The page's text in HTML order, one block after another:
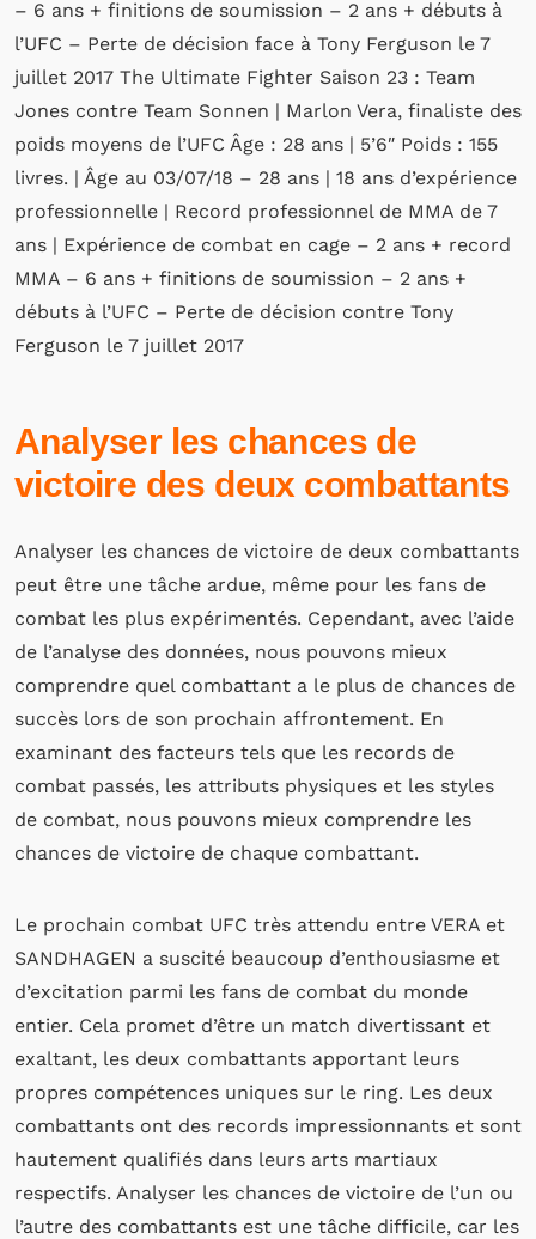
– 6 ans + finitions de soumission – 2 ans + débuts à
l’UFC – Perte de décision face à Tony Ferguson le 7
juillet 2017 The Ultimate Fighter Saison 23 : Team
Jones contre Team Sonnen | Marlon Vera, finaliste des
poids moyens de l’UFC Âge : 28 ans | 5’6″ Poids : 155
livres. | Âge au 03/07/18 – 28 ans | 18 ans d’expérience
professionnelle | Record professionnel de MMA de 7
ans | Expérience de combat en cage – 2 ans + record
MMA – 6 ans + finitions de soumission – 2 ans +
débuts à l’UFC – Perte de décision contre Tony
Ferguson le 7 juillet 2017
Analyser les chances de
victoire des deux combattants
Analyser les chances de victoire de deux combattants
peut être une tâche ardue, même pour les fans de
combat les plus expérimentés. Cependant, avec l’aide
de l’analyse des données, nous pouvons mieux
comprendre quel combattant a le plus de chances de
succès lors de son prochain affrontement. En
examinant des facteurs tels que les records de
combat passés, les attributs physiques et les styles
de combat, nous pouvons mieux comprendre les
chances de victoire de chaque combattant.
Le prochain combat UFC très attendu entre VERA et
SANDHAGEN a suscité beaucoup d’enthousiasme et
d’excitation parmi les fans de combat du monde
entier. Cela promet d’être un match divertissant et
exaltant, les deux combattants apportant leurs
propres compétences uniques sur le ring. Les deux
combattants ont des records impressionnants et sont
hautement qualifiés dans leurs arts martiaux
respectifs. Analyser les chances de victoire de l’un ou
l’autre des combattants est une tâche difficile, car les